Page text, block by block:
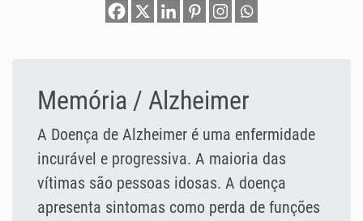
Memória / Alzheimer
A Doença de Alzheimer é uma enfermidade
incurável e progressiva. A maioria das
vítimas são pessoas idosas. A doença
apresenta sintomas como perda de funções